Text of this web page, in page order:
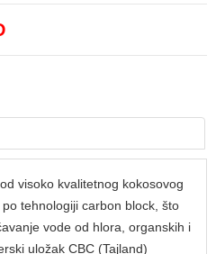
visoko kvalitetnog kokosovog
tehnologiji carbon block, što
vode od hlora, organskih i
uložak CBC (Tajland)